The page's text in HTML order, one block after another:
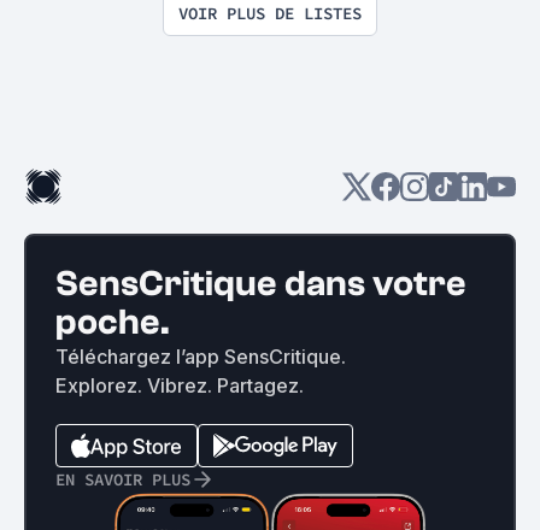
VOIR PLUS DE LISTES
SensCritique dans votre
poche.
Téléchargez l’app SensCritique.
Explorez. Vibrez. Partagez.
EN SAVOIR PLUS